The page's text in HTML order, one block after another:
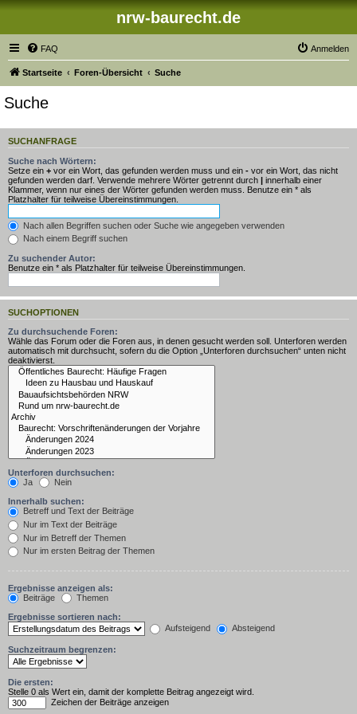
nrw-baurecht.de
FAQ Anmelden
Startseite Foren-Übersicht Suche
Suche
SUCHANFRAGE
Suche nach Wörtern:
Setze ein + vor ein Wort, das gefunden werden muss und ein - vor ein Wort, das nicht
gefunden werden darf. Verwende mehrere Wörter getrennt durch | innerhalb einer
Klammer, wenn nur eines der Wörter gefunden werden muss. Benutze ein * als
Platzhalter für teilweise Übereinstimmungen.
Nach allen Begriffen suchen oder Suche wie angegeben verwenden
Nach einem Begriff suchen
Zu suchender Autor:
Benutze ein * als Platzhalter für teilweise Übereinstimmungen.
SUCHOPTIONEN
Zu durchsuchende Foren:
Wähle das Forum oder die Foren aus, in denen gesucht werden soll. Unterforen werden
automatisch mit durchsucht, sofern du die Option „Unterforen durchsuchen“ unten nicht
deaktivierst.
Unterforen durchsuchen:
Ja
Nein
Innerhalb suchen:
Betreff und Text der Beiträge
Nur im Text der Beiträge
Nur im Betreff der Themen
Nur im ersten Beitrag der Themen
Ergebnisse anzeigen als:
Beiträge
Themen
Ergebnisse sortieren nach:
Aufsteigend
Absteigend
Suchzeitraum begrenzen:
Die ersten:
Stelle 0 als Wert ein, damit der komplette Beitrag angezeigt wird.
Zeichen der Beiträge anzeigen